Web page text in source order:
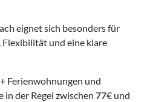
eignet sich besonders für
Flexibilität und eine klare
+ Ferienwohnungen und
in der Regel zwischen 77€ und